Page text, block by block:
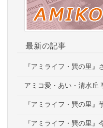
最新の記事
『アミライフ・巽の里』
アミコ愛・あい・清水丘
『アミライフ・巽の里』
『アミライフ・巽の里』